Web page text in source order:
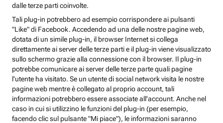
dalle terze parti coinvolte.
Tali plug-in potrebbero ad esempio corrispondere ai pulsanti
"Like" di Facebook. Accedendo ad una delle nostre pagine web,
dotata di un simile plug-in, il browser Internet si collega
direttamente ai server delle terze parti e il plug-in viene visualizzato
sullo schermo grazie alla connessione con il browser. Il plug-in
potrebbe comunicare ai server delle terze parte quali pagine
l'utente ha visitato. Se un utente di social network visita le nostre
pagine web mentre è collegato al proprio account, tali
informazioni potrebbero essere associate all'account. Anche nel
caso in cui si utilizzino le funzioni del plug-in (per esempio,
facendo clic sul pulsante "Mi piace"), le informazioni saranno